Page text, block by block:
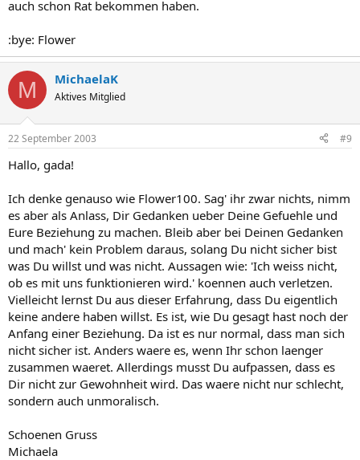
auch schon Rat bekommen haben.
:bye: Flower
M MichaelaK
Aktives Mitglied
22 September 2003 #9
Hallo, gada!
Ich denke genauso wie Flower100. Sag' ihr zwar nichts, nimm
es aber als Anlass, Dir Gedanken ueber Deine Gefuehle und
Eure Beziehung zu machen. Bleib aber bei Deinen Gedanken
und mach' kein Problem daraus, solang Du nicht sicher bist
was Du willst und was nicht. Aussagen wie: 'Ich weiss nicht,
ob es mit uns funktionieren wird.' koennen auch verletzen.
Vielleicht lernst Du aus dieser Erfahrung, dass Du eigentlich
keine andere haben willst. Es ist, wie Du gesagt hast noch der
Anfang einer Beziehung. Da ist es nur normal, dass man sich
nicht sicher ist. Anders waere es, wenn Ihr schon laenger
zusammen waeret. Allerdings musst Du aufpassen, dass es
Dir nicht zur Gewohnheit wird. Das waere nicht nur schlecht,
sondern auch unmoralisch.
Schoenen Gruss
Michaela